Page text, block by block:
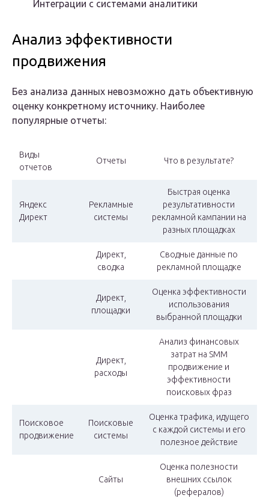
Интеграции с системами аналитики
Анализ эффективности
продвижения
Без анализа данных невозможно дать объективную
оценку конкретному источнику. Наиболее
популярные отчеты:
Виды
отчетов
Отчеты Что в результате?
Яндекс
Директ
Рекламные
системы
Быстрая оценка
результативности
рекламной кампании на
разных площадках
Директ,
сводка
Сводные данные по
рекламной площадке
Директ,
площадки
Оценка эффективности
использования
выбранной площадки
Директ,
расходы
Анализ финансовых
затрат на SMM
продвижение и
эффективности
поисковых фраз
Поисковое
продвижение
Поисковые
системы
Оценка трафика, идущего
с каждой системы и его
полезное действие
Сайты
Оценка полезности
внешних ссылок
(рефералов)